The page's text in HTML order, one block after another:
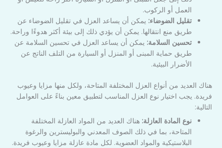
العمل أو الركوب.
تقليل الضوضاء: يمكن أن يساعد العزل في تقليل الضوضاء عن
طريق منع انتقالها. يمكن أن يؤدي ذلك إلى بيئة أكثر هدوءًا وراحة.
تحسين السلامة: يمكن أن يساعد العزل في تحسين السلامة عن
طريق حماية المبنى أو المنزل أو السيارة من التلف الناتج عن
الأضرار البيئية.
هناك العديد من أنواع العزل المختلفة المتاحة، ولكل منها مزايا وعيوب
فريدة. يجب اختيار نوع العزل المناسب لتطبيق معين بناءً على العوامل
التالية:
نوع المادة العازلة: هناك العديد من المواد العازلة المختلفة
المتاحة، بما في ذلك الصوف المعدني والبوليسترين والرغوة
البلاستيكية والمواد العضوية. لكل مادة عازلة مزايا وعيوب فريدة.